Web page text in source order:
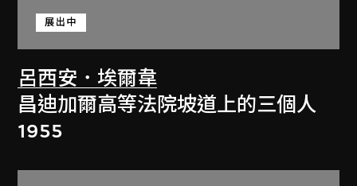
呂西安．埃爾韋
展出中
昌迪加爾高等法院坡道上的三個人
1955